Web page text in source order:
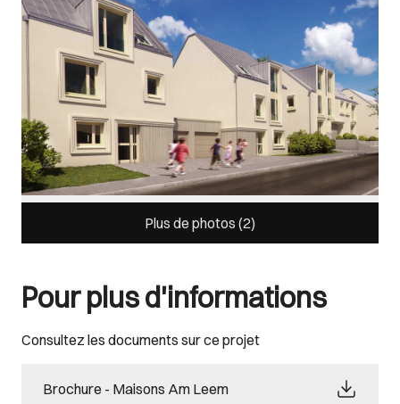
Plus de photos (2)
Pour plus d'informations
Consultez les documents sur ce projet
Brochure - Maisons Am Leem